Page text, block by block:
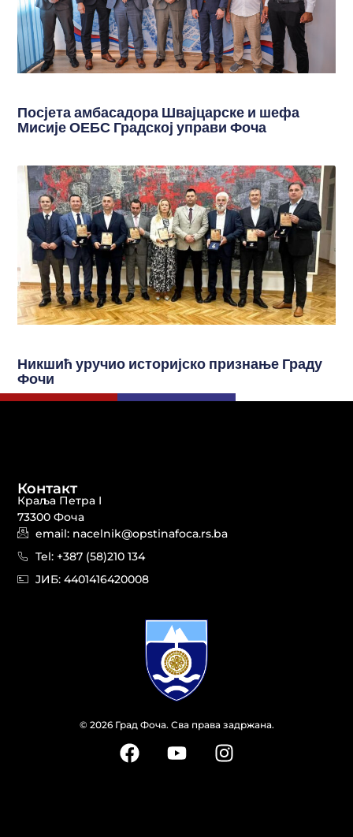
Посјета амбасадора Швајцарске и шефа
Мисије ОЕБС Градској управи Фоча
Никшић уручио историјско признање Граду
Фочи
© 2026 Град Фоча. Сва права задржана.
Контакт
Краља Петра I
73300 Фоча
email: nacelnik@opstinafoca.rs.ba
Tel: +387 (58)210 134
JИБ: 44014164​20008